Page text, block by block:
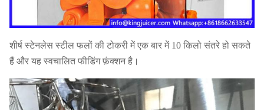
शीर्ष स्टेनलेस स्टील फलों की टोकरी में एक बार में 10 किलो संतरे हो सकते
हैं और यह स्वचालित फीडिंग फ़ंक्शन है।